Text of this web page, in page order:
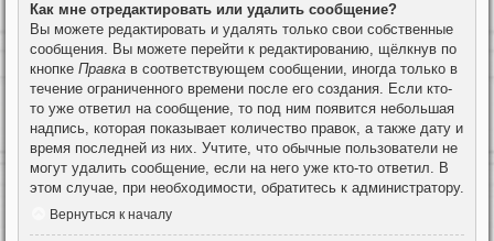
Как мне отредактировать или удалить сообщение?
Вы можете редактировать и удалять только свои собственные
сообщения. Вы можете перейти к редактированию, щёлкнув по
кнопке Правка в соответствующем сообщении, иногда только в
течение ограниченного времени после его создания. Если кто-
то уже ответил на сообщение, то под ним появится небольшая
надпись, которая показывает количество правок, а также дату и
время последней из них. Учтите, что обычные пользователи не
могут удалить сообщение, если на него уже кто-то ответил. В
этом случае, при необходимости, обратитесь к администратору.
Вернуться к началу